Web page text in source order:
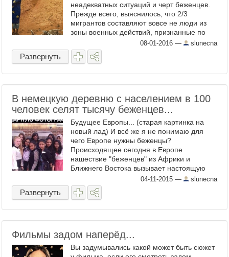
неадекватных ситуаций и черт беженцев.
Прежде всего, выяснилось, что 2/3
мигрантов составляют вовсе не люди из
зоны военных действий, признанные по
международным стандартам ООН
беженцами, а экономические мигранты ...
08-01-2016 — slunecna
Развернуть
В немецкую деревню с населением в 100
человек селят тысячу беженцев...
Будущее Европы... (старая картинка на
новый лад) И всё же я не понимаю для
чего Европе нужны беженцы?
Происходящее сегодня в Европе
нашествие "беженцев" из Африки и
Ближнего Востока вызывает настоящую
паническую бурю... Отношение к
подобному выглядит, зачастую,
диаметрально пр ...
04-11-2015 — slunecna
Развернуть
Фильмы задом наперёд...
Вы задумывались какой может быть сюжет